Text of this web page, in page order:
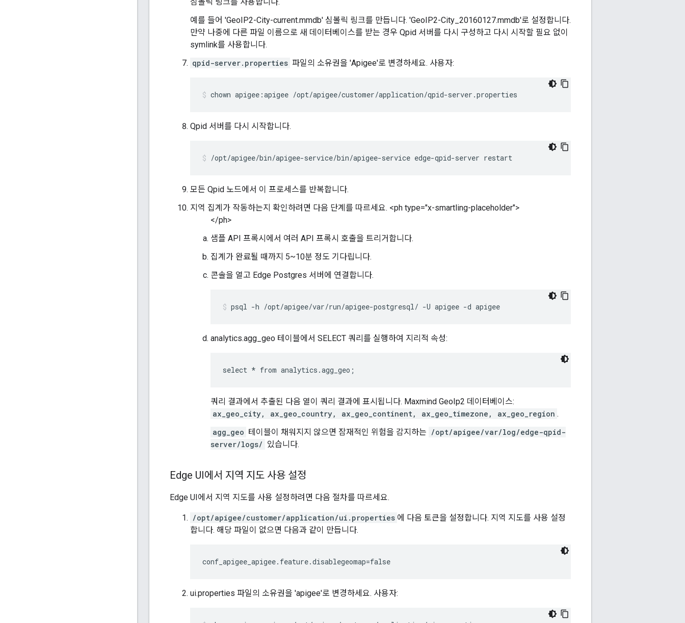
심볼릭 링크를 사용합니다.
예를 들어 'GeoIP2-City-current.mmdb' 심볼릭 링크를 만듭니다. 'GeoIP2-City_20160127.mmdb'로 설정합니다.
만약 나중에 다른 파일 이름으로 새 데이터베이스를 받는 경우 Qpid 서버를 다시 구성하고 다시 시작할 필요 없이
symlink를 사용합니다.
qpid-server.properties 파일의 소유권을 'Apigee'로 변경하세요. 사용자:
chown apigee:apigee /opt/apigee/customer/application/qpid-server.properties
Qpid 서버를 다시 시작합니다.
/opt/apigee/bin/apigee-service/bin/apigee-service edge-qpid-server restart
모든 Qpid 노드에서 이 프로세스를 반복합니다.
지역 집계가 작동하는지 확인하려면 다음 단계를 따르세요. <ph type="x-smartling-placeholder">
</ph>
샘플 API 프록시에서 여러 API 프록시 호출을 트리거합니다.
집계가 완료될 때까지 5~10분 정도 기다립니다.
콘솔을 열고 Edge Postgres 서버에 연결합니다.
psql -h /opt/apigee/var/run/apigee-postgresql/ -U apigee -d apigee
analytics.agg_geo 테이블에서 SELECT 쿼리를 실행하여 지리적 속성:
select * from analytics.agg_geo;
쿼리 결과에서 추출된 다음 열이 쿼리 결과에 표시됩니다. Maxmind GeoIp2 데이터베이스:
ax_geo_city, ax_geo_country, ax_geo_continent, ax_geo_timezone, ax_geo_region .
agg_geo 테이블이 채워지지 않으면 잠재적인 위험을 감지하는 /opt/apigee/var/log/edge-qpid-
server/logs/ 있습니다.
Edge UI에서 지역 지도 사용 설정
Edge UI에서 지역 지도를 사용 설정하려면 다음 절차를 따르세요.
/opt/apigee/customer/application/ui.properties 에 다음 토큰을 설정합니다. 지역 지도를 사용 설정
합니다. 해당 파일이 없으면 다음과 같이 만듭니다.
conf_apigee_apigee.feature.disablegeomap=false
ui.properties 파일의 소유권을 'apigee'로 변경하세요. 사용자: